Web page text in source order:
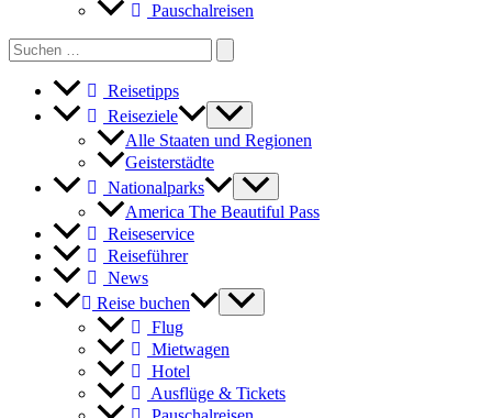
Pauschalreisen
Search
for:
Reisetipps
Reiseziele
Alle Staaten und Regionen
Geisterstädte
Nationalparks
America The Beautiful Pass
Reiseservice
Reiseführer
News
Reise buchen
Flug
Mietwagen
Hotel
Ausflüge & Tickets